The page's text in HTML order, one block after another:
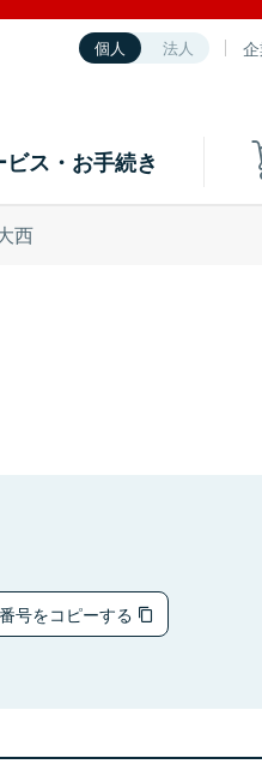
個人 法人
ビス・お手続き
西
号をコピーする